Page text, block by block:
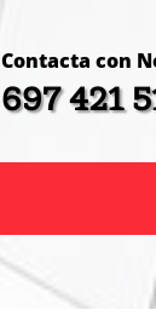
Contacta con
697 421